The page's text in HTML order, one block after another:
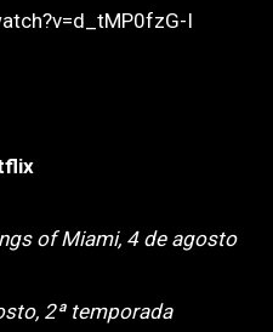
I
of Miami, 4 de agosto
2ª temporada